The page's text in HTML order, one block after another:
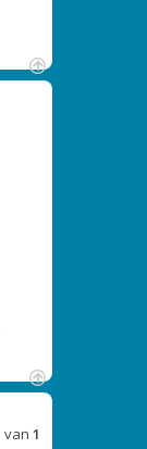
O
O
van 1